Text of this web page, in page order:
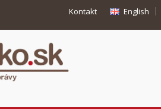
Kontakt English